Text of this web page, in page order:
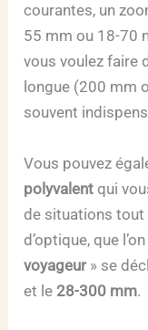
courantes, un
55 mm ou 18-70
vous voulez faire
longue (200 mm
souvent
Vous pouvez
polyvalent qui
de situations tout
d’optique, que
voyageur» se
et le 28-300 mm.